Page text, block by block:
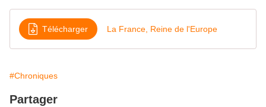
Télécharger La France, Reine de l'Europe
#Chroniques
Partager